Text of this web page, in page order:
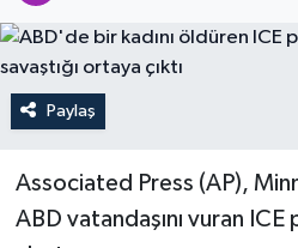
Paylaş
Associated Press (AP),
ABD vatandaşını vuran ICE
Spor
Türkiye